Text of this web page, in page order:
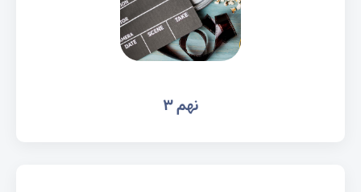
نهم ۳